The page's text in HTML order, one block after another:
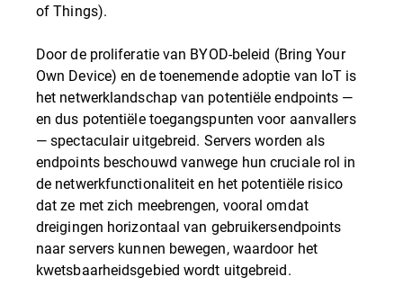
of Things).
Door de proliferatie van BYOD-beleid (Bring Your
Own Device) en de toenemende adoptie van IoT is
het netwerklandschap van potentiële endpoints —
en dus potentiële toegangspunten voor aanvallers
— spectaculair uitgebreid. Servers worden als
endpoints beschouwd vanwege hun cruciale rol in
de netwerkfunctionaliteit en het potentiële risico
dat ze met zich meebrengen, vooral omdat
dreigingen horizontaal van gebruikersendpoints
naar servers kunnen bewegen, waardoor het
kwetsbaarheidsgebied wordt uitgebreid.